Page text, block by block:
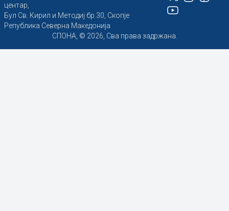
центар,
Бул Св. Кирил и Методиј бр.30, Скопје
Република Северна Македонија
СПОНА, © 2026, Сва права задржана.